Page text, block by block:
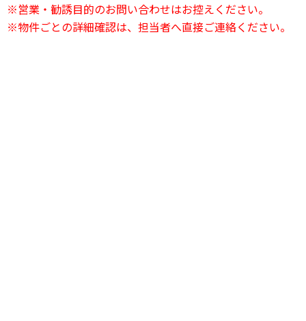
※営業・勧誘目的のお問い合わせはお控えください。
※物件ごとの詳細確認は、担当者へ直接ご連絡ください。